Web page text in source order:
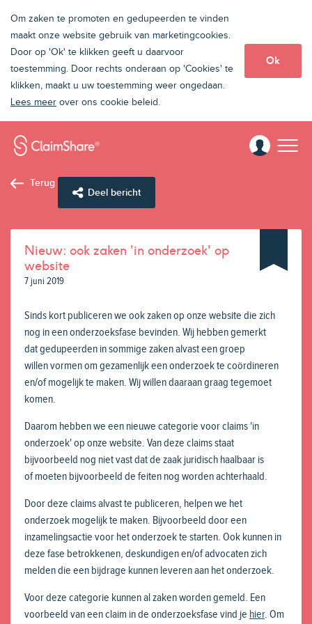
Om zaken te promoten en gedupeerden te vinden
maakt onze website gebruik van marketingcookies.
Door op 'Ok' te klikken geeft u daarvoor
toestemming. Door rechts onderaan op 'Cookies' te
klikken, maakt u uw toestemming weer ongedaan.
Lees meer over ons cookie beleid.
Ok
Terug
Deel bericht
Nieuw: ook zaken 'in onderzoek' op
website
7 juni 2019
Sinds kort publiceren we ook zaken op onze website die zich
nog in een onderzoeksfase bevinden. Wij hebben gemerkt
dat gedupeerden in sommige zaken alvast een groep
willen vormen om gezamenlijk een onderzoek te coördineren
en/of mogelijk te maken. Wij willen daaraan graag tegemoet
komen.
Daarom hebben we een nieuwe categorie voor claims 'in
onderzoek' op onze website. Van deze claims staat
bijvoorbeeld nog niet vast dat de zaak juridisch haalbaar is
of moeten bijvoorbeeld de feiten nog worden achterhaald.
Door deze claims alvast te publiceren, helpen we het
onderzoek mogelijk te maken. Bijvoorbeeld door een
inzamelingsactie voor het onderzoek te starten. Ook kunnen in
deze fase betrokkenen, deskundigen en/of advocaten zich
melden die een bijdrage kunnen leveren aan het onderzoek.
Voor deze categorie kunnen al zaken worden gemeld. Een
voorbeeld van een claim in de onderzoeksfase vind je hier. Om